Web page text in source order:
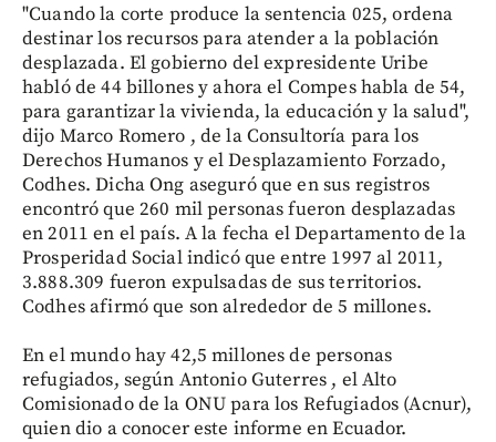
"Cuando la corte produce la sentencia 025, ordena
destinar los recursos para atender a la población
desplazada. El gobierno del expresidente Uribe
habló de 44 billones y ahora el Compes habla de 54,
para garantizar la vivienda, la educación y la salud",
dijo Marco Romero , de la Consultoría para los
Derechos Humanos y el Desplazamiento Forzado,
Codhes. Dicha Ong aseguró que en sus registros
encontró que 260 mil personas fueron desplazadas
en 2011 en el país. A la fecha el Departamento de la
Prosperidad Social indicó que entre 1997 al 2011,
3.888.309 fueron expulsadas de sus territorios.
Codhes afirmó que son alrededor de 5 millones.
En el mundo hay 42,5 millones de personas
refugiados, según Antonio Guterres , el Alto
Comisionado de la ONU para los Refugiados (Acnur),
quien dio a conocer este informe en Ecuador.